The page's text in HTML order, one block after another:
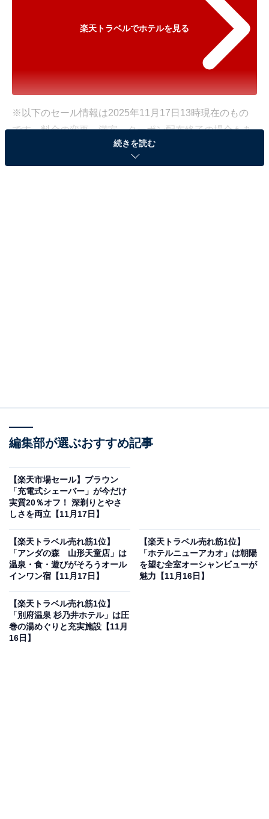
楽天トラベルでホテルを見る
※以下のセール情報は2025年11月17日13時現在のもの
です。料金の変更、満室、クーポン配布終了の場合もあ
「ソラリア西鉄ホテル福岡」は、宿クーポンを使うと
2500円オフの特別価格で宿泊可能です。
楽天トラベルでホテルを見る
続きを読む
編集部が選ぶおすすめ記事
【楽天市場セール】ブラウン
「充電式シェーバー」が今だけ
実質20％オフ！ 深剃りとやさ
しさを両立【11月17日】
【楽天トラベル売れ筋1位】
「アンダの森 山形天童店」は
温泉・食・遊びがそろうオール
インワン宿【11月17日】
【楽天トラベル売れ筋1位】
「ホテルニューアカオ」は朝陽
を望む全室オーシャンビューが
魅力【11月16日】
【楽天トラベル売れ筋1位】
「別府温泉 杉乃井ホテル」は圧
巻の湯めぐりと充実施設【11月
16日】